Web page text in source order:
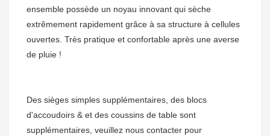
ensemble possède un noyau innovant qui sèche
extrêmement rapidement grâce à sa structure à cellules
ouvertes. Très pratique et confortable après une averse
Des sièges simples supplémentaires, des blocs
d'accoudoirs & et des coussins de table sont
supplémentaires, veuillez nous contacter pour